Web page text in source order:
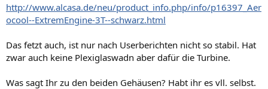
http://www.alcasa.de/neu/product_info.php/info/p16397_Aer
ocool--ExtremEngine-3T--schwarz.html
Das fetzt auch, ist nur nach Userberichten nicht so stabil. Hat
zwar auch keine Plexiglaswadn aber dafür die Turbine.
Was sagt Ihr zu den beiden Gehäusen? Habt ihr es vll. selbst.